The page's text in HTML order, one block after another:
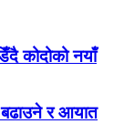
कोदोको नयाँ
बढाउने र आयात